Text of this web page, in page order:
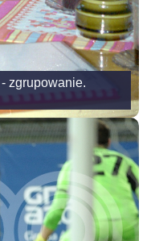
zgrupowanie.